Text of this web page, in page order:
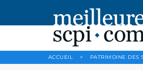
ACCUEIL > PATRIMOINE DES